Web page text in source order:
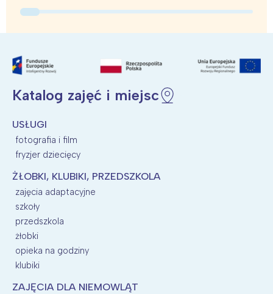
Katalog zajęć i miejsc
USŁUGI
fotografia i film
fryzjer dziecięcy
ŻŁOBKI, KLUBIKI, PRZEDSZKOLA
zajęcia adaptacyjne
szkoły
przedszkola
żłobki
opieka na godziny
klubiki
ZAJĘCIA DLA NIEMOWLĄT
Wybieram